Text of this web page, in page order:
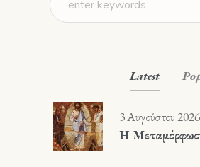
Latest
3 Αυγούστου 2026
Η